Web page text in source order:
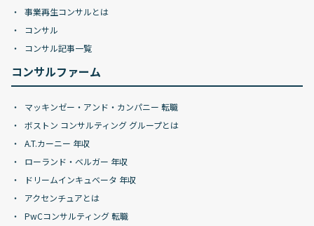
事業再生コンサルとは
コンサル
コンサル記事一覧
コンサルファーム
マッキンゼー・アンド・カンパニー 転職
ボストン コンサルティング グループとは
A.T.カーニー 年収
ローランド・ベルガー 年収
ドリームインキュベータ 年収
アクセンチュアとは
PwCコンサルティング 転職